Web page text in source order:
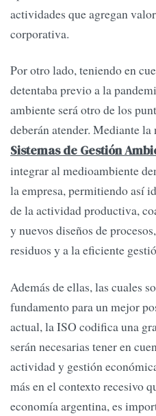
actividades que agregan
corporativa.
Por otro lado, teniendo en
detentaba previo a la
ambiente será otro de los
deberán atender. Mediante la
Sistemas de Gestión
integrar al medioambiente
la empresa, permitiendo así
de la actividad productiva,
y nuevos diseños de
residuos y a la eficiente
Además de ellas, las cuales
fundamento para un mejor
actual, la ISO codifica una
serán necesarias tener en
actividad y gestión
más en el contexto recesivo
economía argentina, es